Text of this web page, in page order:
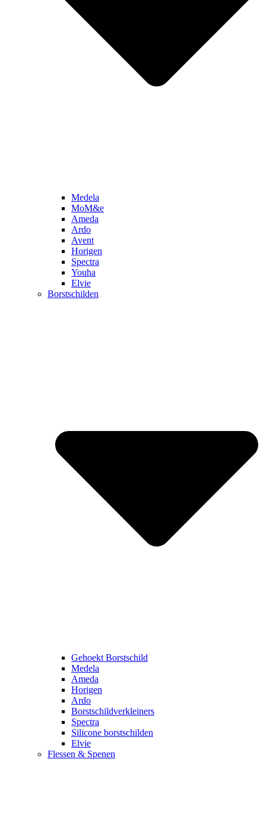
Medela
MoM&e
Ameda
Ardo
Avent
Horigen
Spectra
Youha
Elvie
Borstschilden
Gehoekt Borstschild
Medela
Ameda
Horigen
Ardo
Borstschildverkleiners
Spectra
Silicone borstschilden
Elvie
Flessen & Spenen